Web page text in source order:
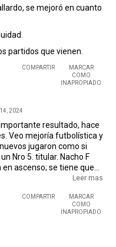
se mejoró en cuanto
partidos que vienen.
COMPARTIR
MARCAR
COMO
INAPROPIADO
2024
resultado, hace
Veo mejoría futbolística y
jugaron como si
Nro 5. titular. Nacho F
ascenso; se tiene que
volante. Al fin metieron
en que seguiremos
Leer mas
COMPARTIR
MARCAR
COMO
INAPROPIADO